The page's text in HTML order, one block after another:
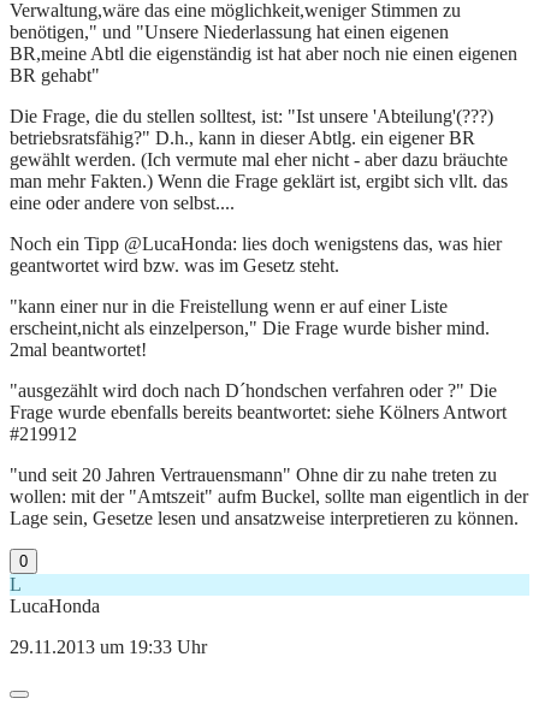
Verwaltung,wäre das eine möglichkeit,weniger Stimmen zu
benötigen," und "Unsere Niederlassung hat einen eigenen
BR,meine Abtl die eigenständig ist hat aber noch nie einen eigenen
BR gehabt"
Die Frage, die du stellen solltest, ist: "Ist unsere 'Abteilung'(???)
betriebsratsfähig?" D.h., kann in dieser Abtlg. ein eigener BR
gewählt werden. (Ich vermute mal eher nicht - aber dazu bräuchte
man mehr Fakten.) Wenn die Frage geklärt ist, ergibt sich vllt. das
eine oder andere von selbst....
Noch ein Tipp @LucaHonda: lies doch wenigstens das, was hier
geantwortet wird bzw. was im Gesetz steht.
"kann einer nur in die Freistellung wenn er auf einer Liste
erscheint,nicht als einzelperson," Die Frage wurde bisher mind.
2mal beantwortet!
"ausgezählt wird doch nach D´hondschen verfahren oder ?" Die
Frage wurde ebenfalls bereits beantwortet: siehe Kölners Antwort
#219912
"und seit 20 Jahren Vertrauensmann" Ohne dir zu nahe treten zu
wollen: mit der "Amtszeit" aufm Buckel, sollte man eigentlich in der
Lage sein, Gesetze lesen und ansatzweise interpretieren zu können.
0
L
LucaHonda
29.11.2013 um 19:33 Uhr